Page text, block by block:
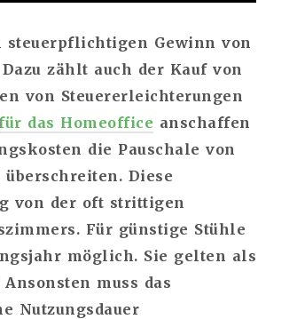
steuerpflichtigen Gewinn von
zählt auch der Kauf von
von Steuererleichterungen
für das Homeoffice anschaffen
die Pauschale von
überschreiten. Diese
von der oft strittigen
Für günstige Stühle
möglich. Sie gelten als
muss das
Nutzungsdauer